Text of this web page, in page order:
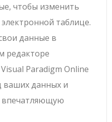
чтобы изменить
таблице.
данные в
редакторе
Paradigm Online
ваших данных и
впечатляющую